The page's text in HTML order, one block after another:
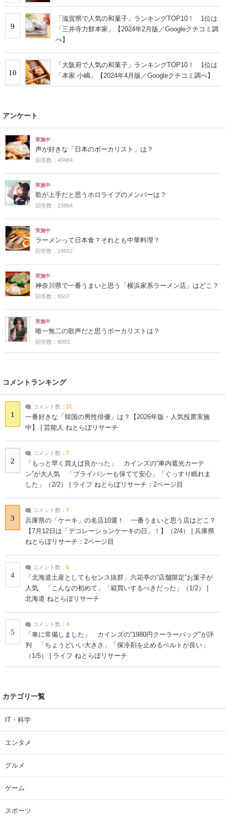
9
「滋賀県で人気の和菓子」ランキングTOP10！ 1位は
「三井寺力餅本家」【2024年2月版／Googleクチコミ調
べ】
10
「大阪府で人気の和菓子」ランキングTOP10！ 1位は
「本家 小嶋」【2024年4月版／Googleクチコミ調べ】
アンケート
実施中
声が好きな「日本のボーカリスト」は？
回答数：49484
実施中
歌が上手だと思うホロライブのメンバーは？
回答数：23864
実施中
ラーメンって日本食？それとも中華料理？
回答数：19652
実施中
神奈川県で一番うまいと思う「横浜家系ラーメン店」はどこ？
回答数：8507
実施中
唯一無二の歌声だと思うボーカリストは？
回答数：8093
コメントランキング
1
コメント数： 21
一番好きな「韓国の男性俳優」は？【2026年版・人気投票実施
中】 | 芸能人 ねとらぼリサーチ
2
コメント数： 7
「もっと早く買えば良かった」 カインズの“車内遮光カーテ
ン”が大人気 「プライバシーも保てて安心」「ぐっすり眠れま
した」（2/2） | ライフ ねとらぼリサーチ：2ページ目
3
コメント数： 7
兵庫県の「ケーキ」の名店10選！ 一番うまいと思う店はどこ？
【7月12日は「デコレーションケーキの日」！】（2/4） | 兵庫県
ねとらぼリサーチ：2ページ目
4
コメント数： 5
「北海道土産としてもセンス抜群」六花亭の“店舗限定”お菓子が
人気 「こんなの初めて」「箱買いするべきだった」（1/2） |
北海道 ねとらぼリサーチ
5
コメント数： 4
「車に常備しました」 カインズの“1980円クーラーバッグ”が評
判 「ちょうどいい大きさ」「保冷剤を止めるベルトが良い」
（1/5） | ライフ ねとらぼリサーチ
カテゴリ一覧
IT・科学
エンタメ
グルメ
ゲーム
スポーツ